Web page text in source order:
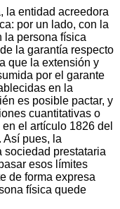
la entidad acreedora
por un lado, con la
la persona física
la garantía respecto
que la extensión y
por el garante
en la
es posible pactar, y
cuantitativas o
el artículo 1826 del
pues, la
prestataria
esos límites
de forma expresa
física quede